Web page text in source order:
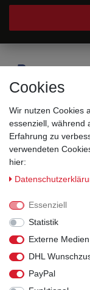
Sicherheitsklassen
Informationen
Versand
Rechtliches
Cookies
Wir nutzen Cookies
essenziell, während
Erfahrung zu
verwendeten
hier:
Essenziell
Statistik
Externe Medien
DHL
PayPal